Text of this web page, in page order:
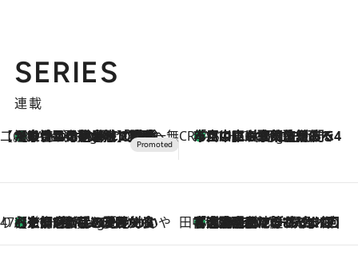
SERIES
連載
【CREA×星野リゾート】唯一無二。癒しと発見が待つ場所へ
9 Hours Ago
【トンボの足水浴】ヒノキの香りに包まれて涼感マックス！約13℃の湧水かけ流しを避暑地「星野温泉 トンボの湯」で体験 CREA'S CHOICE
11 Hours Ago
「立川にも歌舞伎があるんだよ」 片岡仁左衛門・市川中車ら豪華座組みで4年目の立川立飛歌舞伎へ
47都道府県の手みやげ ひんやりスイーツで夏を満喫
11 Hours Ago
【京都府】この夏絶対食べたい 冷やしておいしいおやつ3選 ひと口目から心を掴む新緑のテリーヌ 田中稲の勝手に再ブーム
2026.8.7
「湘南乃風に憧れて」観客大盛上がりの“タオル回し”に、ラッパー顔負けの高速歌唱まで…さだまさし（74）のアグレッシブすぎる現在地